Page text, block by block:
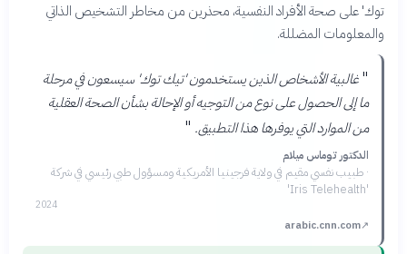
توك' على صحة الأفراد النفسية، محذرين من مخاطر التشخيص الذاتي
والمعلومات المضللة.
"غالبية الأشخاص الذين يستخدمون 'تيك توك' سيسعون في مرحلة
ما إلى الحصول على نوع من التوجيه أو الإحالة بشأن الصحة العقلية
من الموارد التي يوفرها هذا التطبيق. "
الدكتور توماس ميلام
· طبيب نفسي مقيم في ولاية فرجينيا الأمريكية ومسؤول طبي رئيسي في شركة
'Iris Telehealth'
2024
↗
arabic.cnn.com